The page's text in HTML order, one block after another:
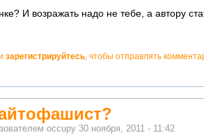
И возражать надо не тебе, а автору
зарегистрируйтесь, чтобы отправлять
occupy 30 ноября, 2011 - 11:42